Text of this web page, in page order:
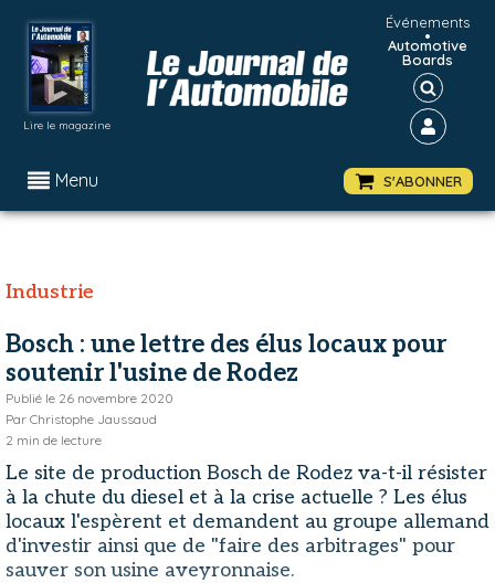
Lire le magazine
Événements
•
Automotive
Boards
Menu S'ABONNER
Industrie
Bosch : une lettre des élus locaux pour
soutenir l'usine de Rodez
Publié le 26 novembre 2020
Par Christophe Jaussaud
2 min de lecture
Le site de production Bosch de Rodez va-t-il résister
à la chute du diesel et à la crise actuelle ? Les élus
locaux l'espèrent et demandent au groupe allemand
d'investir ainsi que de "faire des arbitrages" pour
sauver son usine aveyronnaise.